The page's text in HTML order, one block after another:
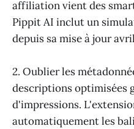
affiliation vient des
Pippit AI inclut un
depuis sa mise à jour
2. Oublier les
descriptions optimisées
d'impressions.
automatiquement les